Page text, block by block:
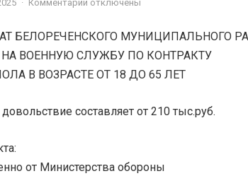
· Комментарии отключены
БЕЛОРЕЧЕНСКОГО МУНИЦИПАЛЬНОГО
ВОЕННУЮ СЛУЖБУ ПО КОНТРАКТУ
В ВОЗРАСТЕ ОТ 18 ДО 65 ЛЕТ
составляет от 210 тыс.руб.
от Министерства обороны